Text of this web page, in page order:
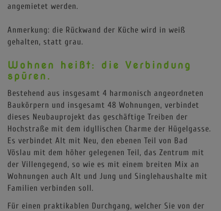
angemietet werden.
Anmerkung: die Rückwand der Küche wird in weiß
gehalten, statt grau.
Wohnen heißt: die Verbindung
spüren.
Bestehend aus insgesamt 4 harmonisch angeordneten
Baukörpern und insgesamt 48 Wohnungen, verbindet
dieses Neubauprojekt das geschäftige Treiben der
Hochstraße mit dem idyllischen Charme der Hügelgasse.
Es verbindet Alt mit Neu, den ebenen Teil von Bad
Vöslau mit dem höher gelegenen Teil, das Zentrum mit
der Villengegend, so wie es mit einem breiten Mix an
Wohnungen auch Alt und Jung und Singlehaushalte mit
Familien verbinden soll.
Für einen praktikablen Durchgang, welcher Sie von der